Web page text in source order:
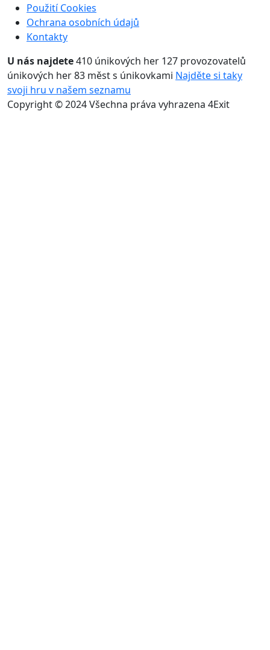
Použití Cookies
Ochrana osobních údajů
Kontakty
U nás najdete410 únikových her 127 provozovatelů
únikových her83 měst s únikovkami Najděte si taky
svoji hru v našem seznamu
Copyright © 2024 Všechna práva vyhrazena 4Exit